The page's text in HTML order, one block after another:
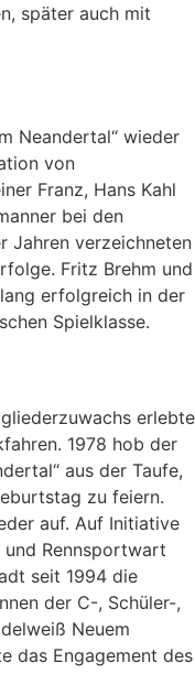
später auch mit
Neandertal“ wieder
von
Franz, Hans Kahl
bei den
Jahren verzeichneten
Fritz Brehm und
erfolgreich in der
Spielklasse.
erlebte
1978 hob der
aus der Taufe,
zu feiern.
auf. Auf Initiative
und Rennsportwart
seit 1994 die
der C-, Schüler-,
Neuem
das Engagement des